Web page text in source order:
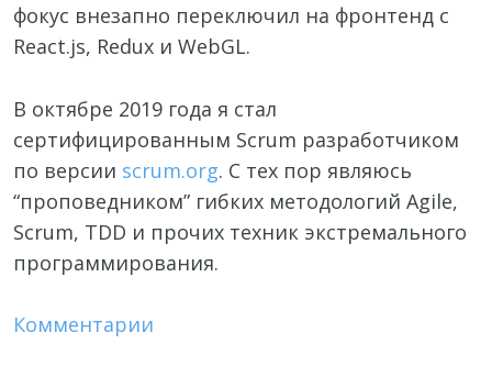
фокус внезапно переключил на фронтенд с
React.js, Redux и WebGL.
В октябре 2019 года я стал
сертифицированным Scrum разработчиком
по версии scrum.org. С тех пор являюсь
“проповедником” гибких методологий Agile,
Scrum, TDD и прочих техник экстремального
программирования.
Комментарии